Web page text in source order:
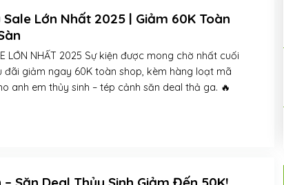
Sale Lớn Nhất 2025 | Giảm 60K Toàn
LỚN NHẤT 2025 Sự kiện được mong chờ nhất cuối
đãi giảm ngay 60K toàn shop, kèm hàng loạt mã
anh em thủy sinh – tép cảnh săn deal thả ga. 🔥